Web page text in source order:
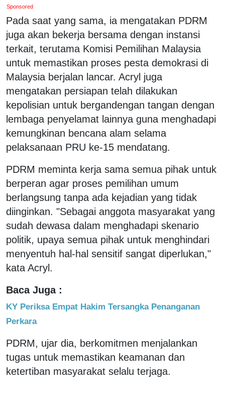
Sponsored
Pada saat yang sama, ia mengatakan PDRM
juga akan bekerja bersama dengan instansi
terkait, terutama Komisi Pemilihan Malaysia
untuk memastikan proses pesta demokrasi di
Malaysia berjalan lancar. Acryl juga
mengatakan persiapan telah dilakukan
kepolisian untuk bergandengan tangan dengan
lembaga penyelamat lainnya guna menghadapi
kemungkinan bencana alam selama
pelaksanaan PRU ke-15 mendatang.
PDRM meminta kerja sama semua pihak untuk
berperan agar proses pemilihan umum
berlangsung tanpa ada kejadian yang tidak
diinginkan. "Sebagai anggota masyarakat yang
sudah dewasa dalam menghadapi skenario
politik, upaya semua pihak untuk menghindari
menyentuh hal-hal sensitif sangat diperlukan,"
kata Acryl.
Baca Juga :
KY Periksa Empat Hakim Tersangka Penanganan
Perkara
PDRM, ujar dia, berkomitmen menjalankan
tugas untuk memastikan keamanan dan
ketertiban masyarakat selalu terjaga.